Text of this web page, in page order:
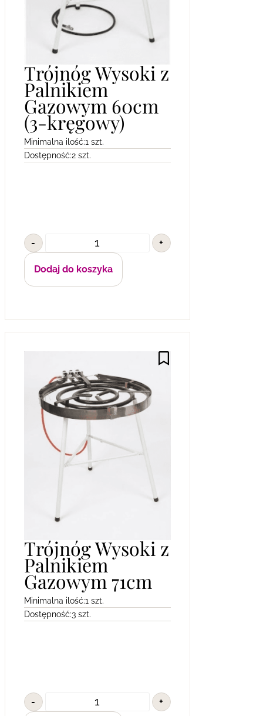
Trójnóg Wysoki z
Palnikiem
Gazowym 60cm
(3-kręgowy)
Minimalna ilość:1 szt.
Dostępność:2 szt.
- +
Dodaj do koszyka
Trójnóg Wysoki z
Palnikiem
Gazowym 71cm
Minimalna ilość:1 szt.
Dostępność:3 szt.
- +